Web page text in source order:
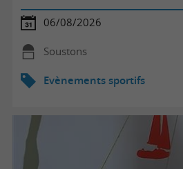
06/08/2026
Soustons
Evènements sportifs